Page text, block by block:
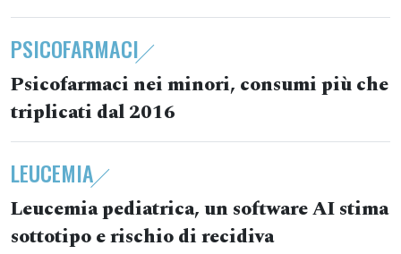
PSICOFARMACI
Psicofarmaci nei minori, consumi più che
triplicati dal 2016
LEUCEMIA
Leucemia pediatrica, un software AI stima
sottotipo e rischio di recidiva